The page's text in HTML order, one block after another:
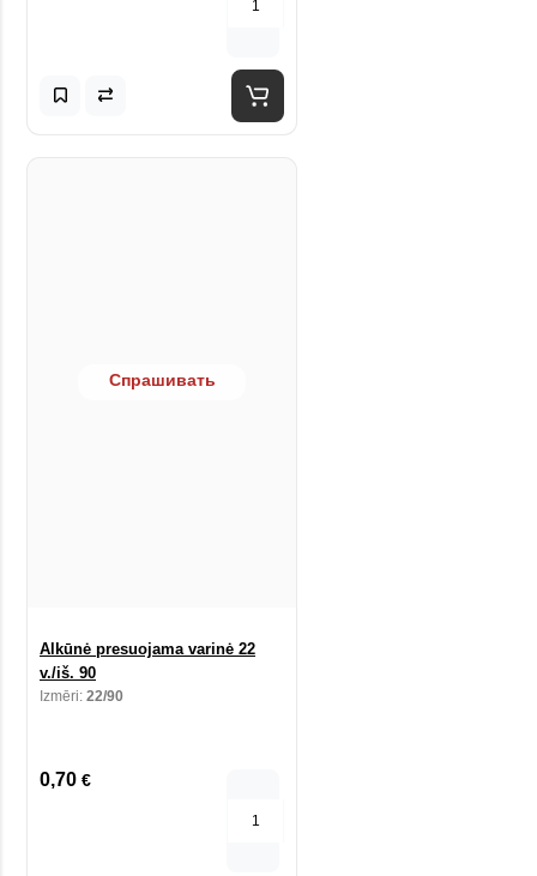
Спрашивать
Alkūnė presuojama varinė 22
v./iš. 90
Izmēri: 22/90
0,70 €